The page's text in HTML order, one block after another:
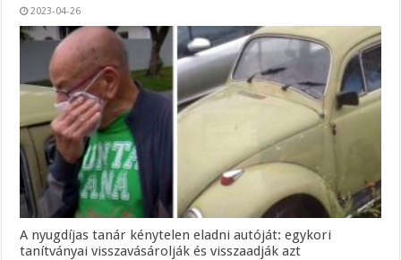
2023-04-26
A nyugdíjas tanár kénytelen eladni autóját: egykori
tanítványai visszavásárolják és visszaadják azt